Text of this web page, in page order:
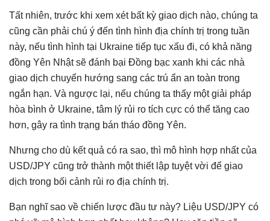
Tất nhiên, trước khi xem xét bất kỳ giao dịch nào, chúng ta
cũng cần phải chú ý đến tình hình địa chính trị trong tuần
này, nếu tình hình tại Ukraine tiếp tục xấu đi, có khả năng
đồng Yên Nhật sẽ đánh bại Đồng bạc xanh khi các nhà
giao dịch chuyển hướng sang các trú ẩn an toàn trong
ngắn hạn. Và ngược lại, nếu chúng ta thấy một giải pháp
hòa bình ở Ukraine, tâm lý rủi ro tích cực có thể tăng cao
hơn, gây ra tình trạng bán tháo đồng Yên.
Nhưng cho dù kết quả có ra sao, thì mô hình hợp nhất của
USD/JPY cũng trở thành một thiết lập tuyệt vời để giao
dịch trong bối cảnh rủi ro địa chính trị.
Bạn nghĩ sao về chiến lược đầu tư này? Liệu USD/JPY có